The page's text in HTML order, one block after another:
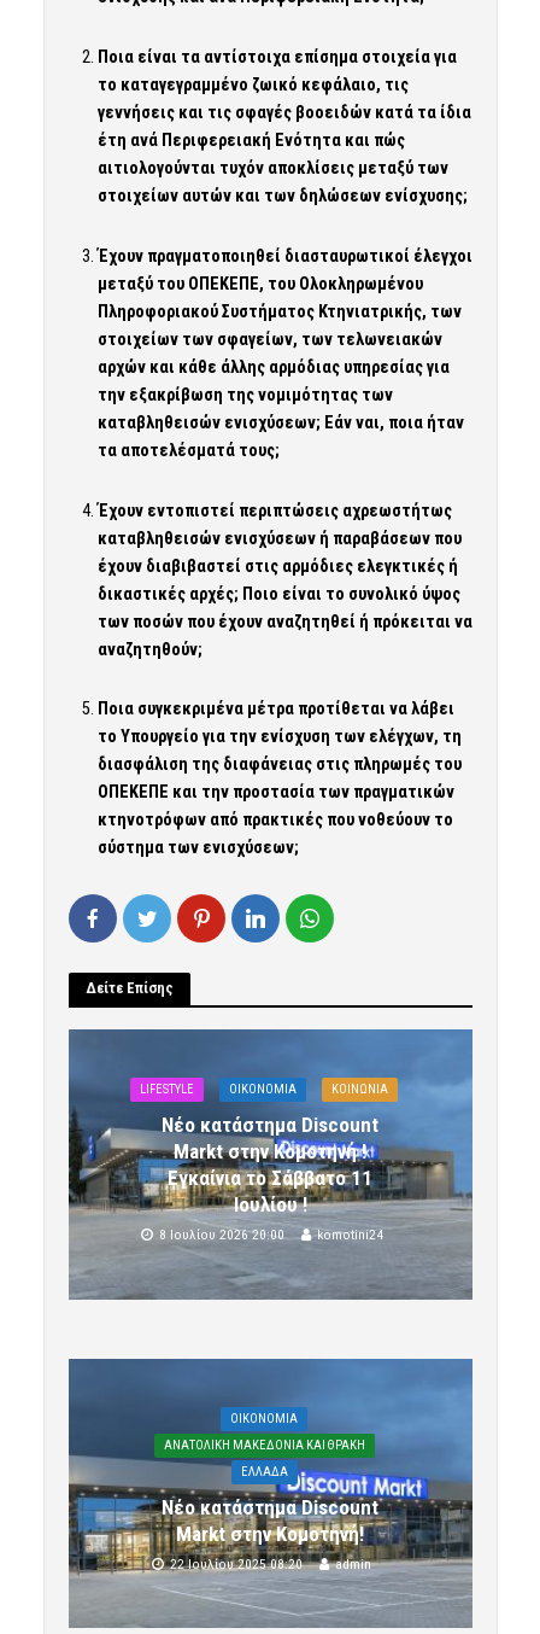
Ποια είναι τα αντίστοιχα επίσημα στοιχεία για
το καταγεγραμμένο ζωικό κεφάλαιο, τις
γεννήσεις και τις σφαγές βοοειδών κατά τα ίδια
έτη ανά Περιφερειακή Ενότητα και πώς
αιτιολογούνται τυχόν αποκλίσεις μεταξύ των
στοιχείων αυτών και των δηλώσεων ενίσχυσης;
Έχουν πραγματοποιηθεί διασταυρωτικοί έλεγχοι
μεταξύ του ΟΠΕΚΕΠΕ, του Ολοκληρωμένου
Πληροφοριακού Συστήματος Κτηνιατρικής, των
στοιχείων των σφαγείων, των τελωνειακών
αρχών και κάθε άλλης αρμόδιας υπηρεσίας για
την εξακρίβωση της νομιμότητας των
καταβληθεισών ενισχύσεων; Εάν ναι, ποια ήταν
τα αποτελέσματά τους;
Έχουν εντοπιστεί περιπτώσεις αχρεωστήτως
καταβληθεισών ενισχύσεων ή παραβάσεων που
έχουν διαβιβαστεί στις αρμόδιες ελεγκτικές ή
δικαστικές αρχές; Ποιο είναι το συνολικό ύψος
των ποσών που έχουν αναζητηθεί ή πρόκειται να
αναζητηθούν;
Ποια συγκεκριμένα μέτρα προτίθεται να λάβει
το Υπουργείο για την ενίσχυση των ελέγχων, τη
διασφάλιση της διαφάνειας στις πληρωμές του
ΟΠΕΚΕΠΕ και την προστασία των πραγματικών
κτηνοτρόφων από πρακτικές που νοθεύουν το
σύστημα των ενισχύσεων;
Δείτε Επίσης
LIFESTYLE OIKONOMIA ΚΟΙΝΩΝΙΑ
Νέο κατάστημα Discount
Markt στην Κομοτηνή !
Εγκαίνια το Σάββατο 11
Ιουλίου !
8 Ιουλίου 2026 20:00 komotini24
OIKONOMIA
ΑΝΑΤΟΛΙΚΗ ΜΑΚΕΔΟΝΙΑ ΚΑΙ ΘΡΑΚΗ
ΕΛΛΑΔΑ
Νέο κατάστημα Discount
Markt στην Κομοτηνή!
22 Ιουλίου 2025 08:20 admin